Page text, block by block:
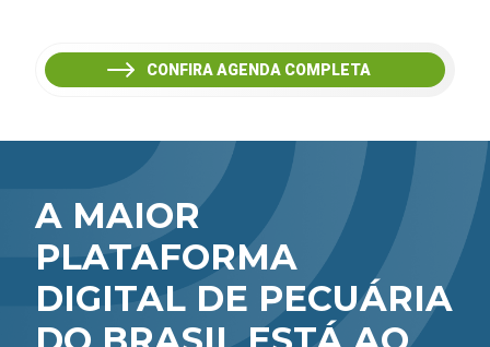
CONFIRA AGENDA COMPLETA
A MAIOR
PLATAFORMA
DIGITAL DE PECUÁRIA